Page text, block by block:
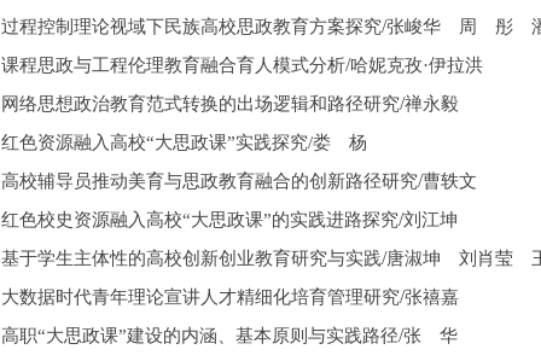
过程控制理论视域下民族高校思政教育方案探究/张峻华 周 彤
课程思政与工程伦理教育融合育人模式分析/哈妮克孜·伊拉洪
网络思想政治教育范式转换的出场逻辑和路径研究/禅永毅
红色资源融入高校“大思政课”实践探究/娄 杨
高校辅导员推动美育与思政教育融合的创新路径研究/曹轶文
红色校史资源融入高校“大思政课”的实践进路探究/刘江坤
基于学生主体性的高校创新创业教育研究与实践/唐淑坤 刘肖
大数据时代青年理论宣讲人才精细化培育管理研究/张禧嘉
高职“大思政课”建设的内涵、基本原则与实践路径/张 华